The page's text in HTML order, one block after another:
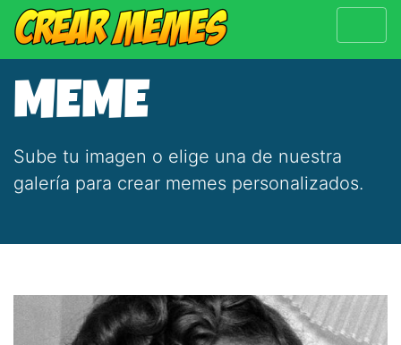
MEME
Sube tu imagen o elige una de nuestra
galería para crear memes personalizados.